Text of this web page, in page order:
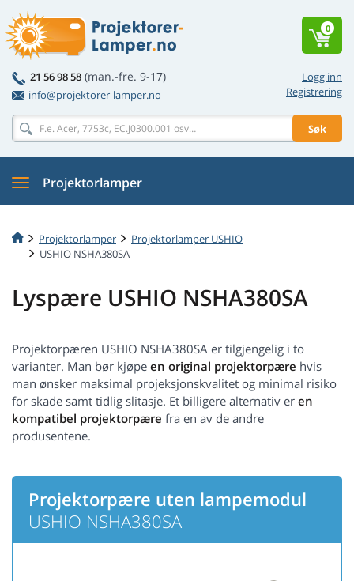
Logg inn
Registrering
21 56 98 58 (man.-fre. 9-17)
info@projektorer-lamper.no
Søk
0
Projektorlamper
Projektorlamper
Projektorlamper USHIO
USHIO NSHA380SA
Lyspære USHIO NSHA380SA
Projektorpæren USHIO NSHA380SA er tilgjengelig i to
varianter. Man bør kjøpe en original projektorpære hvis
man ønsker maksimal projeksjonskvalitet og minimal risiko
for skade samt tidlig slitasje. Et billigere alternativ er en
kompatibel projektorpære fra en av de andre
produsentene.
Projektorpære uten lampemodul
USHIO NSHA380SA